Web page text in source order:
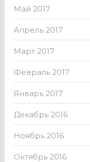
Май 2017
Апрель 2017
Март 2017
Февраль 2017
Январь 2017
Декабрь 2016
Ноябрь 2016
Октябрь 2016